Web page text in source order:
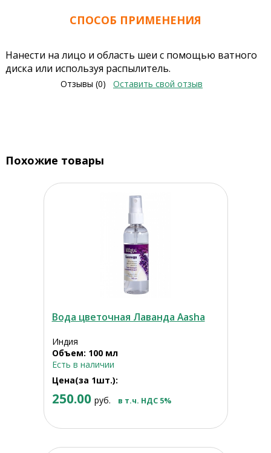
СПОСОБ ПРИМЕНЕНИЯ
Нанести на лицо и область шеи с помощью ватного
диска или используя распылитель.
Отзывы (0) Оставить свой отзыв
Похожие товары
Вода цветочная Лаванда Aasha
Индия
Объем: 100 мл
Есть в наличии
Цена(за 1шт.):
250.00 руб. в т.ч. НДС 5%